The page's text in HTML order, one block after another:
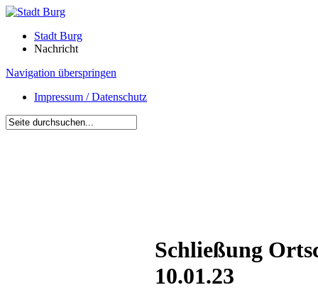
Stadt Burg
Nachricht
Navigation überspringen
Impressum / Datenschutz
Schließung
10.01.23